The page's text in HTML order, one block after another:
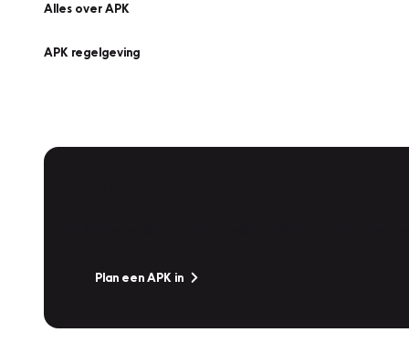
Alles over APK
APK regelgeving
Plan een APK in